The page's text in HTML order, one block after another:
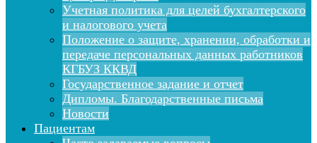
Учетная политика для целей бухгалтерского
и налогового учета
Положение о защите, хранении, обработки и
передаче персональных данных работников
КГБУЗ ККВД
Государственное задание и отчет
Дипломы. Благодарственные письма
Новости
Пациентам